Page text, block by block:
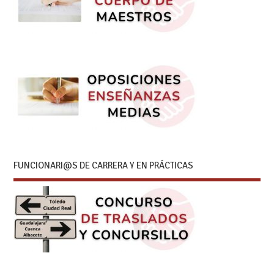
FUNCIONARI@S DE CARRERA Y EN PRÁCTICAS